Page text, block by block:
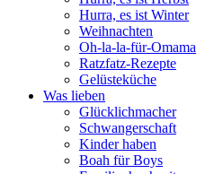
Hurra, es ist Winter
Weihnachten
Oh-la-la-für-Omama
Ratzfatz-Rezepte
Gelüsteküche
Was lieben
Glücklichmacher
Schwangerschaft
Kinder haben
Boah für Boys